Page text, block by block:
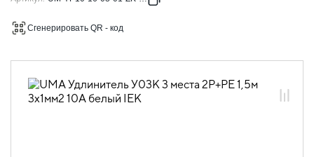
06.02 Удлинители бытовые и сетевые
06.02.01.05 Удлинители бытовые UMA
Сгенерировать QR - код